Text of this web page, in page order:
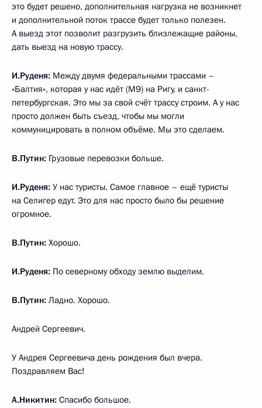
это будет решено, дополнительная нагрузка не возникнет
и дополнительной поток трассе будет только полезен.
А выезд этот позволит разгрузить близлежащие районы,
дать выезд на новую трассу.
И.Руденя: Между двумя федеральными трассами –
«Балтия», которая у нас идёт (М9) на Ригу, и санкт-
петербургская. Это мы за свой счёт трассу строим. А у нас
просто должен быть съезд, чтобы мы могли
коммуницировать в полном объёме. Мы это сделаем.
В.Путин: Грузовые перевозки больше.
И.Руденя: У нас туристы. Самое главное – ещё туристы
на Селигер едут. Это для нас просто было бы решение
огромное.
В.Путин: Хорошо.
И.Руденя: По северному обходу землю выделим.
В.Путин: Ладно. Хорошо.
Андрей Сергеевич.
У Андрея Сергеевича день рождения был вчера.
Поздравляем Вас!
А.Никитин: Спасибо большое.